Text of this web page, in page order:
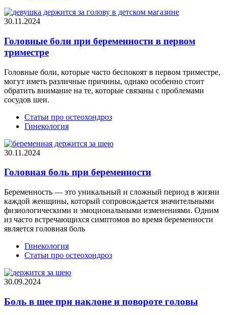
30.11.2024
Головные боли при беременности в первом
триместре
Головные боли, которые часто беспокоят в первом триместре,
могут иметь различные причины, однако особенно стоит
обратить внимание на те, которые связаны с проблемами
сосудов шеи.
Статьи про остеохондроз
Гинекология
30.11.2024
Головная боль при беременности
Беременность — это уникальный и сложный период в жизни
каждой женщины, который сопровождается значительными
физиологическими и эмоциональными изменениями. Одним
из часто встречающихся симптомов во время беременности
является головная боль
Гинекология
Статьи про остеохондроз
30.09.2024
Боль в шее при наклоне и повороте головы